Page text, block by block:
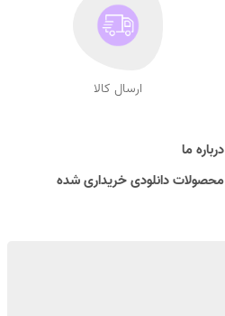
ارسال کالا
درباره ما
محصولات دانلودی خریداری شده